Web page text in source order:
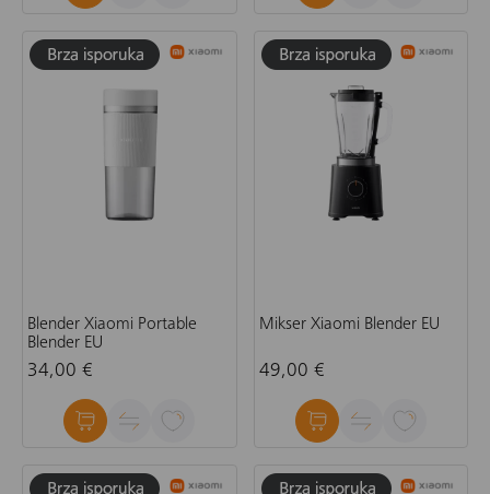
Blender Xiaomi Portable
Blender EU
34,00 €
Mikser Xiaomi Blender EU
49,00 €